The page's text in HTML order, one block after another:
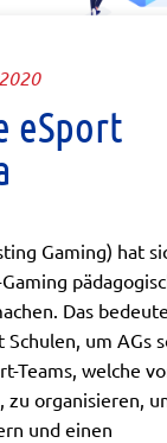
eSport
Gaming) hat
Das
um AGs
Teams, welche
organisieren,
und einen